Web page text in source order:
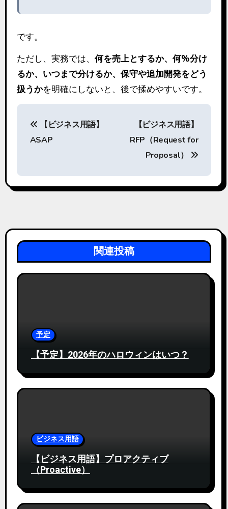
です。
ただし、実務では、 何を売上とするか、何%分け
るか、いつまで分けるか、保守や追加開発をどう
扱うかを明確にしないと、後で揉めやすいです。
投
稿
ビ
ゲ
シ
ョ
ン
【ビジネス用語】
ASAP
【ビジネス用語】
RFP（Request for
Proposal）
関連投稿
予定
【予定】2026年のハロウィンはいつ？
ビジネス用語
【ビジネス用語】プロアクティブ
（Proactive）